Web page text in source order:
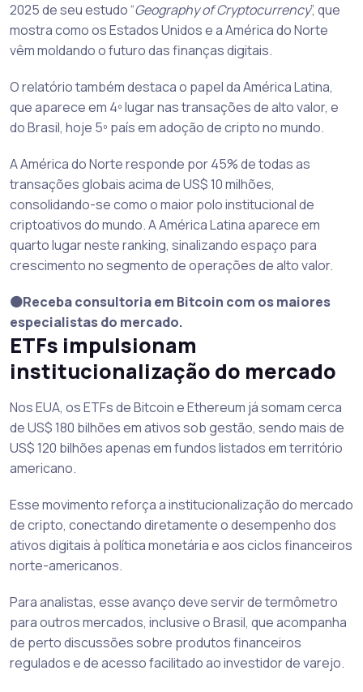
2025 de seu estudo “Geography of Cryptocurrency”, que
mostra como os Estados Unidos e a América do Norte
vêm moldando o futuro das finanças digitais.
O relatório também destaca o papel da América Latina,
que aparece em 4º lugar nas transações de alto valor, e
do Brasil, hoje 5º país em adoção de cripto no mundo.
A América do Norte responde por 45% de todas as
transações globais acima de US$ 10 milhões,
consolidando-se como o maior polo institucional de
criptoativos do mundo. A América Latina aparece em
quarto lugar neste ranking, sinalizando espaço para
crescimento no segmento de operações de alto valor.
🟠Receba consultoria em Bitcoin com os maiores
especialistas do mercado.
ETFs impulsionam
institucionalização do mercado
Nos EUA, os ETFs de Bitcoin e Ethereum já somam cerca
de US$ 180 bilhões em ativos sob gestão, sendo mais de
US$ 120 bilhões apenas em fundos listados em território
americano.
Esse movimento reforça a institucionalização do mercado
de cripto, conectando diretamente o desempenho dos
ativos digitais à política monetária e aos ciclos financeiros
norte-americanos.
Para analistas, esse avanço deve servir de termômetro
para outros mercados, inclusive o Brasil, que acompanha
de perto discussões sobre produtos financeiros
regulados e de acesso facilitado ao investidor de varejo.